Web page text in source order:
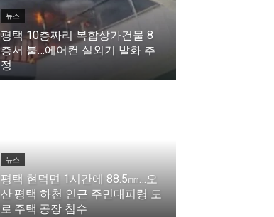
뉴스
평택 10층짜리 복합상가건물 8
층서 불…에어컨 실외기 발화 추
정
뉴스
평택 현덕면 1시간에 88.5㎜…오
산·평택 하천 인근 주민대피령 도
로·주택·공장 침수